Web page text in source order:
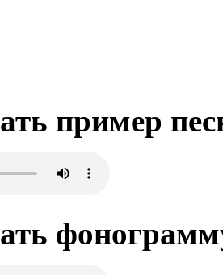
пример